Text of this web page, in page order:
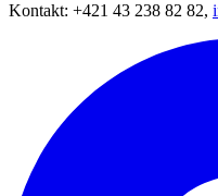
Kontakt: +421 43 238 82 82,